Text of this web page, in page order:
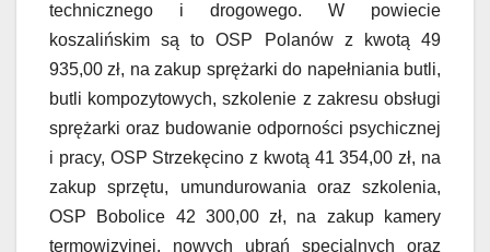
technicznego i drogowego. W powiecie
koszalińskim są to OSP Polanów z kwotą 49
935,00 zł, na zakup sprężarki do napełniania butli,
butli kompozytowych, szkolenie z zakresu obsługi
sprężarki oraz budowanie odporności psychicznej
i pracy, OSP Strzekęcino z kwotą 41 354,00 zł, na
zakup sprzętu, umundurowania oraz szkolenia,
OSP Bobolice 42 300,00 zł, na zakup kamery
termowizyjnej, nowych ubrań specjalnych oraz